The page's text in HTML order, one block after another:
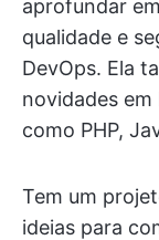
aprofundar
qualidade e
DevOps. Ela
novidades
como PHP,
Tem um
ideias para